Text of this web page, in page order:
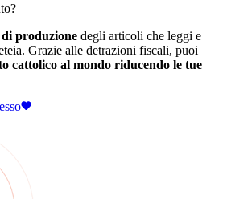
produzione degli articoli che leggi e
Grazie alle detrazioni fiscali, puoi
cattolico al mondo riducendo le tue